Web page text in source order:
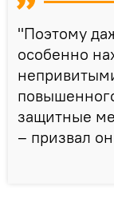
"Поэтому
особенно
защитные
– призвал